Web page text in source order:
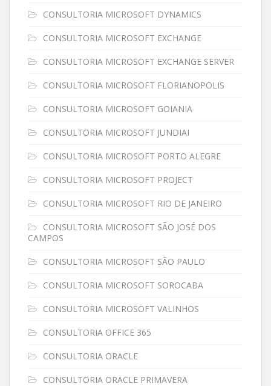
CONSULTORIA MICROSOFT DYNAMICS
CONSULTORIA MICROSOFT EXCHANGE
CONSULTORIA MICROSOFT EXCHANGE SERVER
CONSULTORIA MICROSOFT FLORIANOPOLIS
CONSULTORIA MICROSOFT GOIANIA
CONSULTORIA MICROSOFT JUNDIAI
CONSULTORIA MICROSOFT PORTO ALEGRE
CONSULTORIA MICROSOFT PROJECT
CONSULTORIA MICROSOFT RIO DE JANEIRO
CONSULTORIA MICROSOFT SÃO JOSÉ DOS
CAMPOS
CONSULTORIA MICROSOFT SÃO PAULO
CONSULTORIA MICROSOFT SOROCABA
CONSULTORIA MICROSOFT VALINHOS
CONSULTORIA OFFICE 365
CONSULTORIA ORACLE
CONSULTORIA ORACLE PRIMAVERA